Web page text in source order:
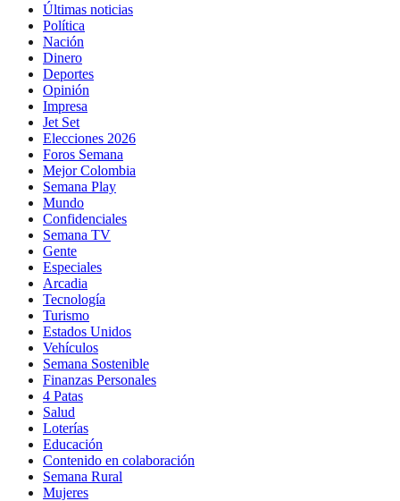
Últimas noticias
Política
Nación
Dinero
Deportes
Opinión
Impresa
Jet Set
Elecciones 2026
Foros Semana
Mejor Colombia
Semana Play
Mundo
Confidenciales
Semana TV
Gente
Especiales
Arcadia
Tecnología
Turismo
Estados Unidos
Vehículos
Semana Sostenible
Finanzas Personales
4 Patas
Salud
Loterías
Educación
Contenido en colaboración
Semana Rural
Mujeres